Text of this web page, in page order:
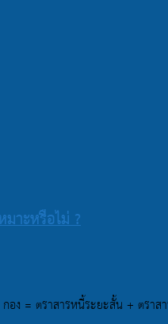
าะหรือไม่ ?
ง = ตราสารหนี้ระยะสั้น + ตร